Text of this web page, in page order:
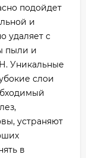
подойдет
и
удаляет с
пыли и
Уникальные
слои
устраняют
в